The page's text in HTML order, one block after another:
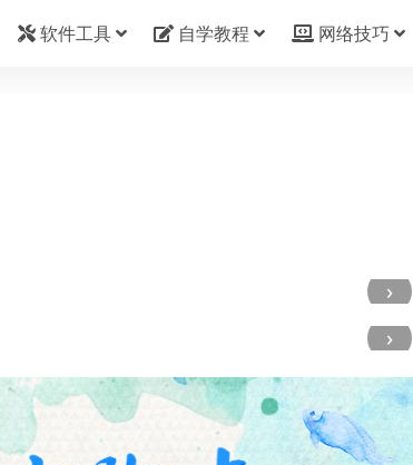
软件工具 自学教程 网络技巧
›
›